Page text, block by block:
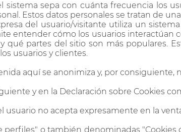
sistema sepa con cuánta frecuencia los
Estos datos personales se tratan de
del usuario/visitante utiliza un
entender cómo los usuarios interactúan
qué partes del sitio son más populares.
usuarios y clientes.
aquí se anonimiza y, por consiguiente,
y en la Declaración sobre Cookies
usuario no acepta expresamente en la
perfiles" o también denominadas